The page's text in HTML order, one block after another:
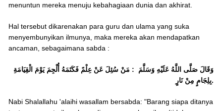
menuntun mereka menuju kebahagiaan dunia dan akhirat.
Hal tersebut dikarenakan para guru dan ulama yang suka
menyembunyikan ilmunya, maka mereka akan mendapatkan
ancaman, sebagaimana sabda :
وَقَالَ صَلَّى اللَّهُ عَلَيْهِ وَسَلَّمَ : مَنْ سُئِلَ عَنْ عِلْمً فَكَتَمَهُ أُلْجِمَ يَوْمَ الْقِيَامَةِ
بِلِجَامٍ مِنْ نَارٍ.
Nabi Shalallahu 'alaihi wasallam bersabda: "Barang siapa ditanya